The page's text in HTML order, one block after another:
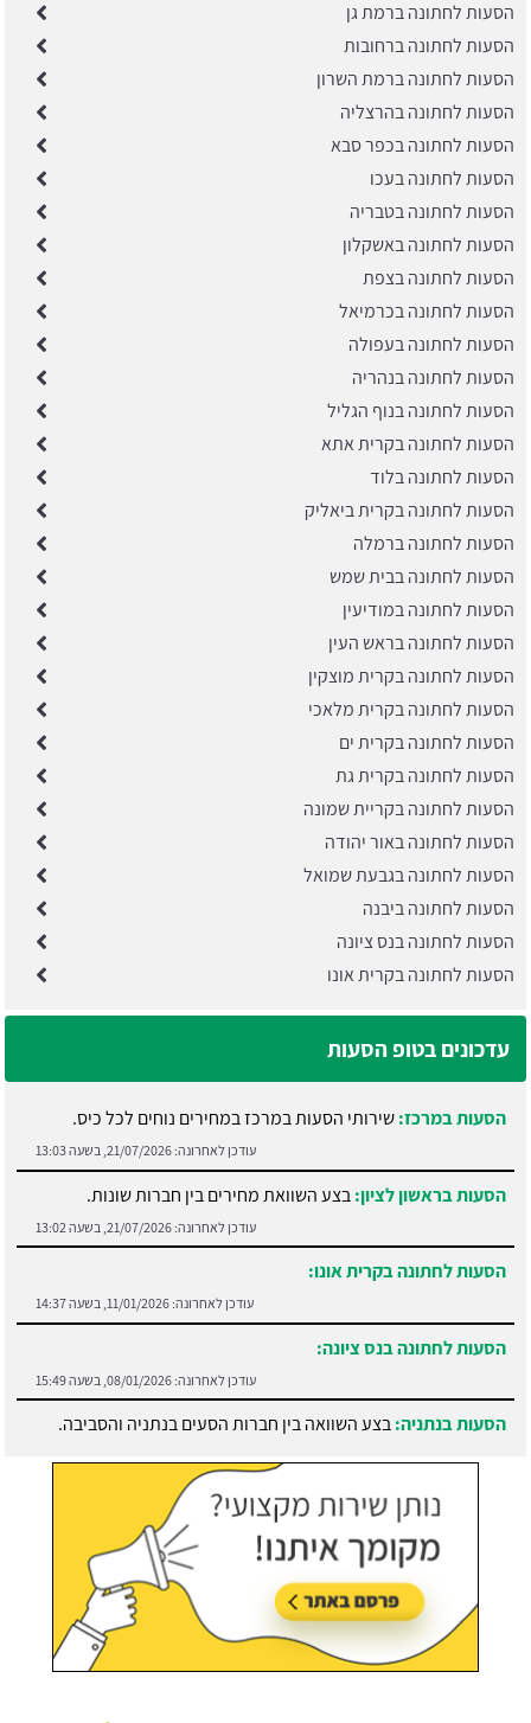
הסעות לחתונה ברמת גן
הסעות לחתונה ברחובות
הסעות לחתונה ברמת השרון
הסעות לחתונה בהרצליה
הסעות לחתונה בכפר סבא
הסעות לחתונה בעכו
הסעות לחתונה בטבריה
הסעות לחתונה באשקלון
הסעות לחתונה בצפת
הסעות לחתונה בכרמיאל
הסעות לחתונה בעפולה
הסעות לחתונה בנהריה
הסעות לחתונה בנוף הגליל
הסעות לחתונה בקרית אתא
הסעות לחתונה בלוד
הסעות לחתונה בקרית ביאליק
הסעות לחתונה ברמלה
הסעות לחתונה בבית שמש
הסעות לחתונה במודיעין
הסעות לחתונה בראש העין
הסעות לחתונה בקרית מוצקין
הסעות לחתונה בקרית מלאכי
הסעות לחתונה בקרית ים
הסעות לחתונה בקרית גת
הסעות לחתונה בקריית שמונה
הסעות לחתונה באור יהודה
הסעות לחתונה בגבעת שמואל
הסעות לחתונה ביבנה
הסעות לחתונה בנס ציונה
הסעות לחתונה בקרית אונו
עדכונים בטופ הסעות
הסעות במרכז:שירותי הסעות במרכז במחירים נוחים לכל כיס.
עודכן לאחרונה: 21/07/2026, בשעה 13:03
הסעות בראשון לציון:בצע השוואת מחירים בין חברות שונות.
עודכן לאחרונה: 21/07/2026, בשעה 13:02
הסעות לחתונה בקרית אונו:
עודכן לאחרונה: 11/01/2026, בשעה 14:37
הסעות לחתונה בנס ציונה:
עודכן לאחרונה: 08/01/2026, בשעה 15:49
הסעות בנתניה:בצע השוואה בין חברות הסעים בנתניה והסביבה.